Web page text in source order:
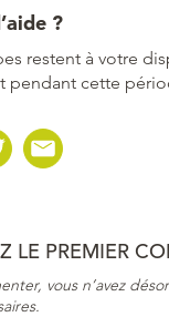
?
restent à votre
pendant cette
LE PREMIER
vous n’avez